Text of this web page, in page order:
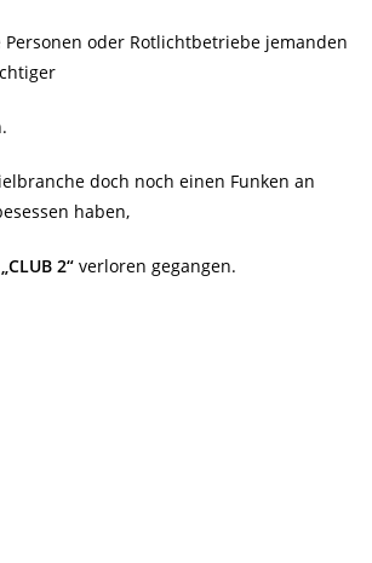
oder Rotlichtbetriebe jemanden
doch noch einen Funken an
haben,
„CLUB 2“ verloren gegangen.